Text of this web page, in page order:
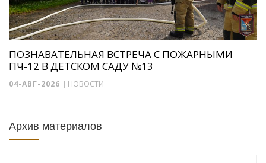
ПОЗНАВАТЕЛЬНАЯ ВСТРЕЧА С ПОЖАРНЫМИ
ПЧ-12 В ДЕТСКОМ САДУ №13
04-АВГ-2026 | НОВОСТИ
Архив материалов